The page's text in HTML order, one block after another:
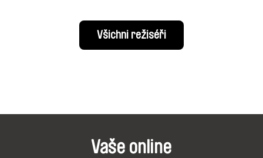
Všichni režiséři
Vaše online